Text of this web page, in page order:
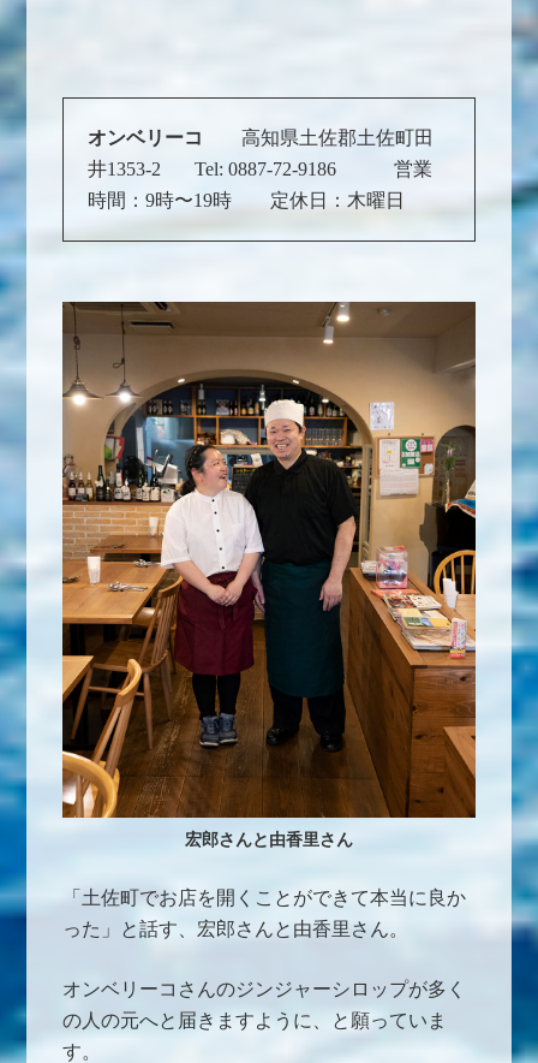
オンベリーコ高知県土佐郡土佐町田
井1353-2 Tel: 0887-72-9186 営業
時間：9時〜19時 定休日：木曜日
宏郎さんと由香里さん
「土佐町でお店を開くことができて本当に良か
った」と話す、宏郎さんと由香里さん。
オンベリーコさんのジンジャーシロップが多く
の人の元へと届きますように、と願っていま
す。